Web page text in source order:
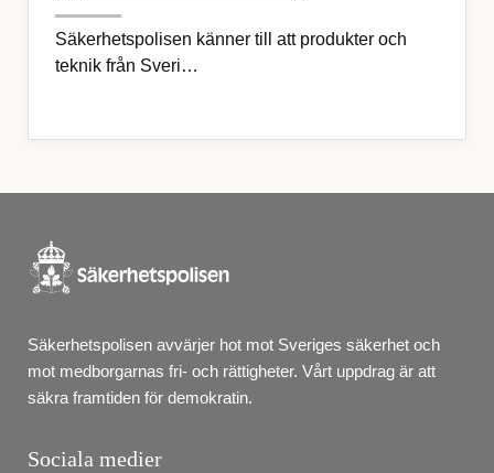
Säkerhetspolisen känner till att produkter och
teknik från Sveri…
Säkerhetspolisen avvärjer hot mot Sveriges säkerhet och
mot medborgarnas fri- och rättigheter. Vårt uppdrag är att
säkra framtiden för demokratin.
Sociala medier